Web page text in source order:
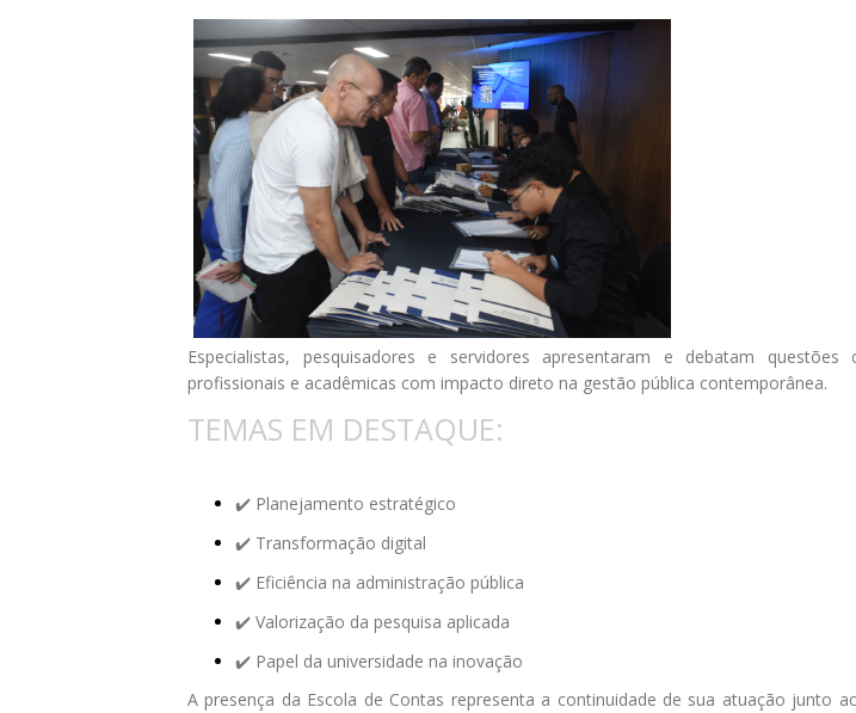
Especialistas, pesquisadores e servidores apresentaram e debatam
profissionais e acadêmicas com impacto direto na gestão pública contemporânea.​
TEMAS EM DESTAQUE:​
✔️ Planejamento estratégico
✔️ Transformação digital
✔️ Eficiência na administração pública
✔️ Valorização da pesquisa aplicada
✔️ Papel da universidade na inovação​ ​
A presença da Escola de Contas representa a continuidade de sua atuação junto